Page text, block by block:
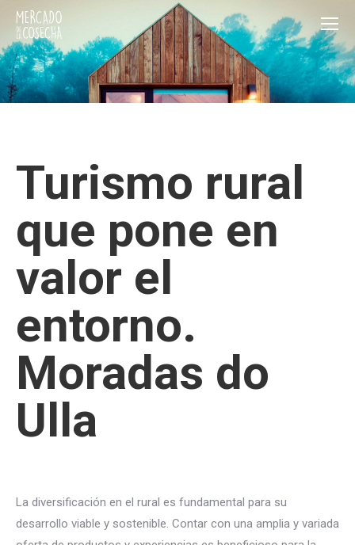
Turismo rural
que pone en
valor el
entorno.
Moradas do
Ulla
La diversificación en el rural es fundamental para su
desarrollo viable y sostenible. Contar con una amplia y variada